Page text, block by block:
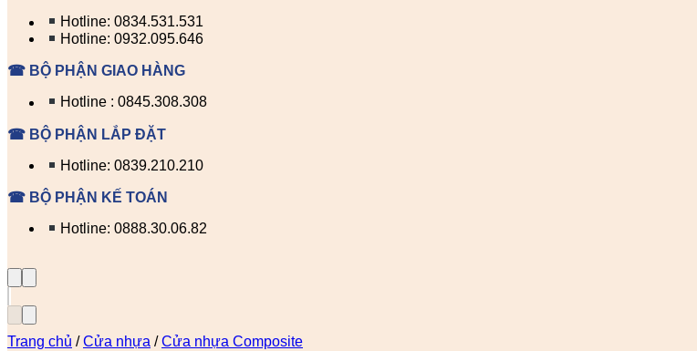
Hotline: 0834.531.531
Hotline: 0932.095.646
☎ BỘ PHẬN GIAO HÀNG
Hotline : 0845.308.308
☎ BỘ PHẬN LẮP ĐẶT
Hotline: 0839.210.210
☎ BỘ PHẬN KẾ TOÁN
Hotline: 0888.30.06.82
Trang chủ / Cửa nhựa / Cửa nhựa Composite